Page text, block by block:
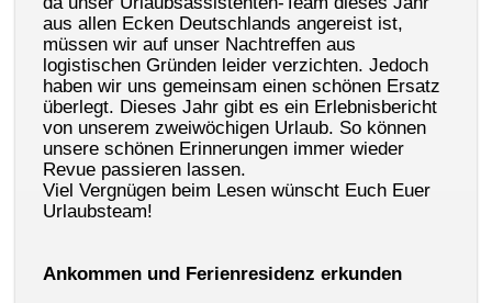
aus allen Ecken Deutschlands angereist ist,
müssen wir auf unser Nachtreffen aus
logistischen Gründen leider verzichten. Jedoch
haben wir uns gemeinsam einen schönen Ersatz
überlegt. Dieses Jahr gibt es ein Erlebnisbericht
von unserem zweiwöchigen Urlaub. So können
unsere schönen Erinnerungen immer wieder
Revue passieren lassen.
Viel Vergnügen beim Lesen wünscht Euch Euer
Urlaubsteam!
Ankommen und Ferienresidenz erkunden